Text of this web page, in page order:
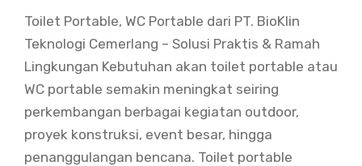
Toilet Portable, WC Portable dari PT. BioKlin
Teknologi Cemerlang – Solusi Praktis & Ramah
Lingkungan Kebutuhan akan toilet portable atau
WC portable semakin meningkat seiring
perkembangan berbagai kegiatan outdoor,
proyek konstruksi, event besar, hingga
penanggulangan bencana. Toilet portable